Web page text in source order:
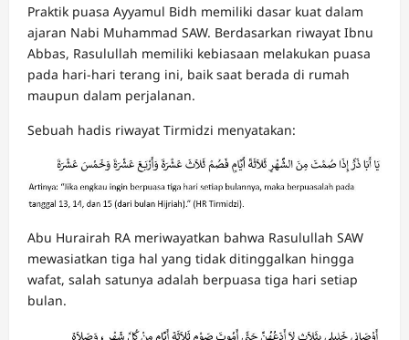
Praktik puasa Ayyamul Bidh memiliki dasar kuat dalam
ajaran Nabi Muhammad SAW. Berdasarkan riwayat Ibnu
Abbas, Rasulullah memiliki kebiasaan melakukan puasa
pada hari-hari terang ini, baik saat berada di rumah
maupun dalam perjalanan.
Sebuah hadis riwayat Tirmidzi menyatakan:
Abu Hurairah RA meriwayatkan bahwa Rasulullah SAW
mewasiatkan tiga hal yang tidak ditinggalkan hingga
wafat, salah satunya adalah berpuasa tiga hari setiap
bulan.